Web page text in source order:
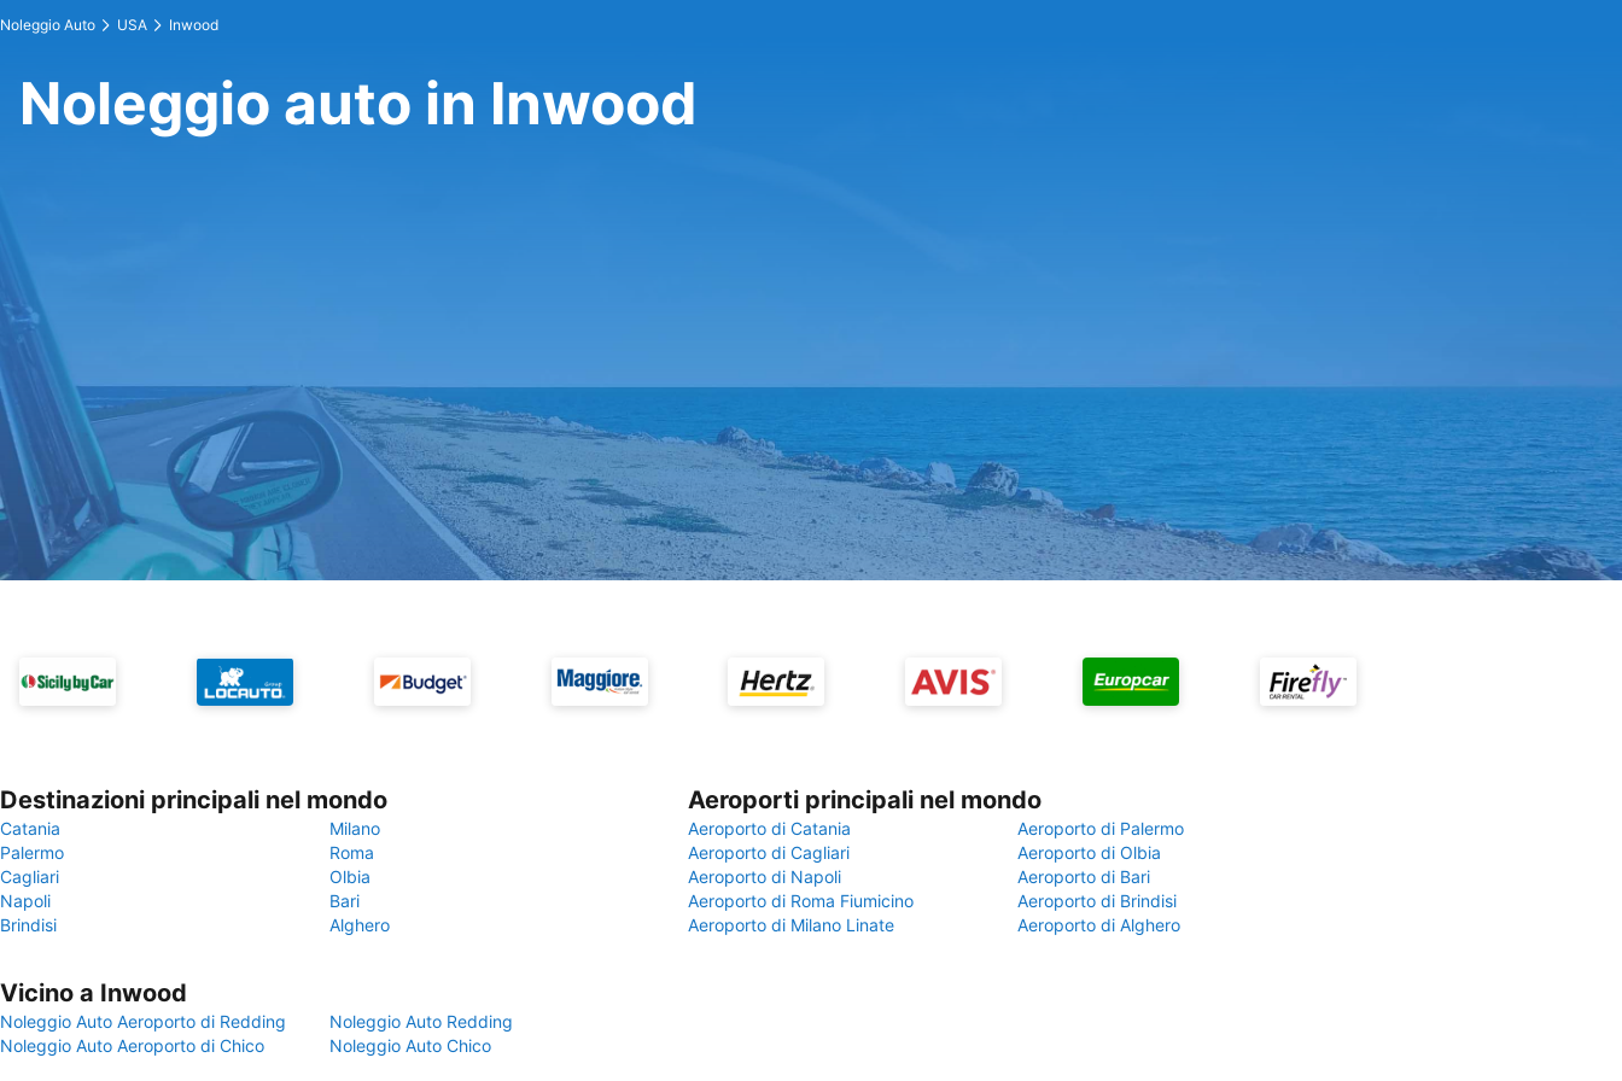
Noleggio Auto USA Inwood
Noleggio auto in Inwood
Destinazioni principali nel mondo
Catania
Milano
Palermo
Roma
Cagliari
Olbia
Napoli
Bari
Brindisi
Alghero
Aeroporti principali nel mondo
Aeroporto di Catania
Aeroporto di Palermo
Aeroporto di Cagliari
Aeroporto di Olbia
Aeroporto di Napoli
Aeroporto di Bari
Aeroporto di Roma Fiumicino
Aeroporto di Brindisi
Aeroporto di Milano Linate
Aeroporto di Alghero
Vicino a Inwood
Noleggio Auto Aeroporto di Redding
Noleggio Auto Redding
Noleggio Auto Aeroporto di Chico
Noleggio Auto Chico